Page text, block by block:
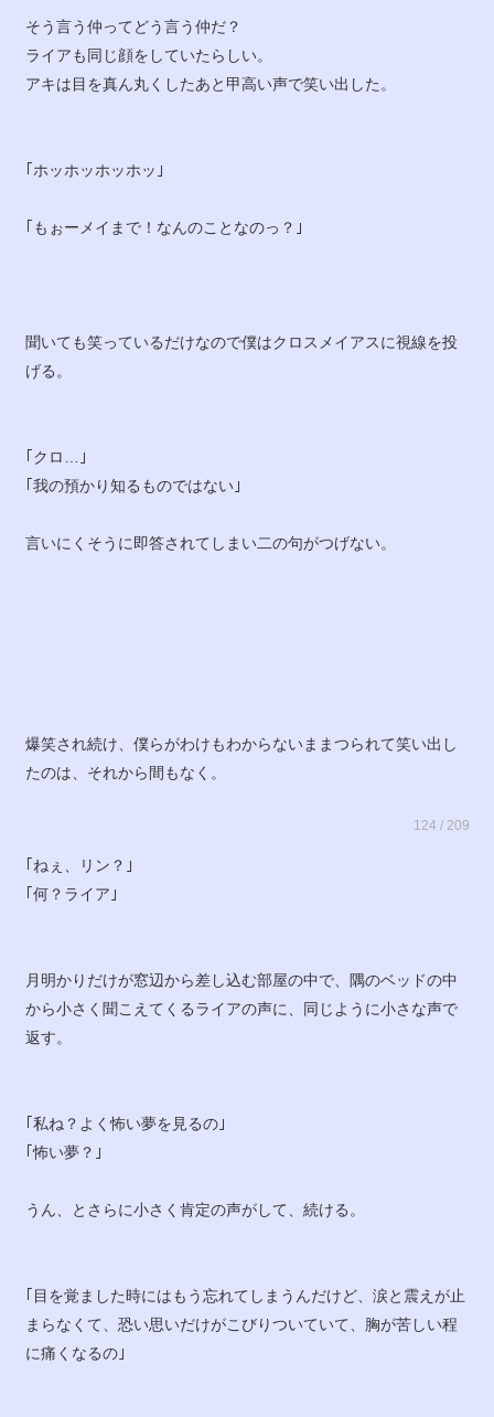
そう言う仲ってどう言う仲だ？
ライアも同じ顔をしていたらしい。
アキは目を真ん丸くしたあと甲高い声で笑い出した。
｢ホッホッホッホッ｣
｢もぉーメイまで！なんのことなのっ？｣
聞いても笑っているだけなので僕はクロスメイアスに視線を投
げる。
｢クロ…｣
｢我の預かり知るものではない｣
言いにくそうに即答されてしまい二の句がつげない。
爆笑され続け、僕らがわけもわからないままつられて笑い出し
たのは、それから間もなく。
124 / 209
｢ねぇ、リン？｣
｢何？ライア｣
月明かりだけが窓辺から差し込む部屋の中で、隅のベッドの中
から小さく聞こえてくるライアの声に、同じように小さな声で
返す。
｢私ね？よく怖い夢を見るの｣
｢怖い夢？｣
うん、とさらに小さく肯定の声がして、続ける。
｢目を覚ました時にはもう忘れてしまうんだけど、涙と震えが止
まらなくて、恐い思いだけがこびりついていて、胸が苦しい程
に痛くなるの｣